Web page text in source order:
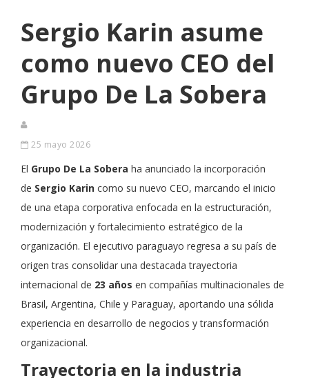
Sergio Karin asume
como nuevo CEO del
Grupo De La Sobera
25 mayo 2026
El Grupo De La Sobera ha anunciado la incorporación
de Sergio Karin como su nuevo CEO, marcando el inicio
de una etapa corporativa enfocada en la estructuración,
modernización y fortalecimiento estratégico de la
organización. El ejecutivo paraguayo regresa a su país de
origen tras consolidar una destacada trayectoria
internacional de 23 años en compañías multinacionales de
Brasil, Argentina, Chile y Paraguay, aportando una sólida
experiencia en desarrollo de negocios y transformación
organizacional.
Trayectoria en la industria